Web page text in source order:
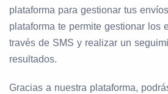
plataforma para gestionar tus
plataforma te permite gestionar los
través de SMS y realizar un
resultados.
Gracias a nuestra plataforma,